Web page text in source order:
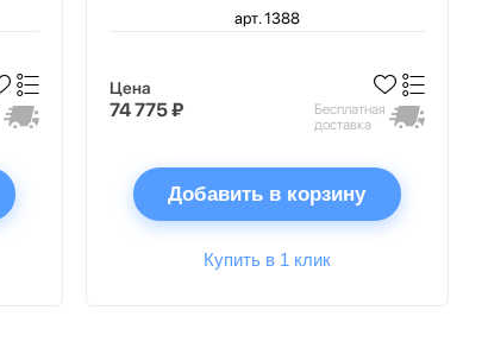
арт. 1388
Цена
74 775 ₽
Бесплатная
доставка
Добавить в корзину
Купить в 1 клик